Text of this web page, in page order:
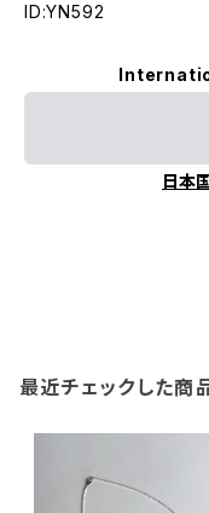
ID:YN592
日本
最近チェックした商